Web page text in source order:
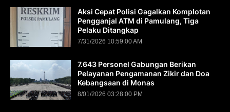
Aksi Cepat Polisi Gagalkan Komplotan
Pengganjal ATM di Pamulang, Tiga
Pelaku Ditangkap
7/31/2026 10:59:00 AM
7.643 Personel Gabungan Berikan
Pelayanan Pengamanan Zikir dan Doa
Kebangsaan di Monas
8/01/2026 03:28:00 PM